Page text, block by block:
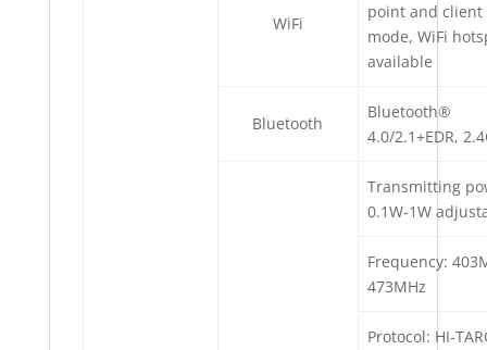
WiFi
point and client
mode, WiFi
available
Bluetooth
Bluetooth®
4.0/2.1+EDR,
Transmitting
0.1W-1W
Frequency:
473MHz
Protocol: HI-